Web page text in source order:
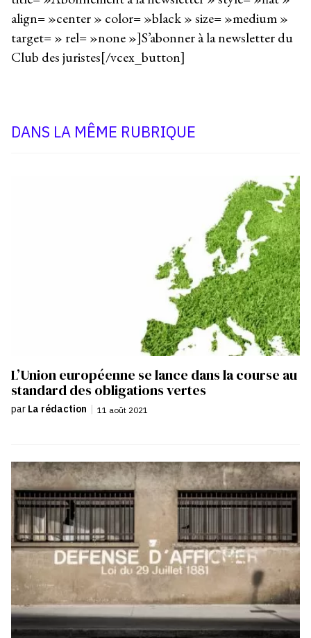
align= »center » color= »black » size= »medium »
target= » rel= »none »]S’abonner à la newsletter du
Club des juristes[/vcex_button]
DANS LA MÊME RUBRIQUE
L’Union européenne se lance dans la course au
standard des obligations vertes
par La rédaction | 11 août 2021